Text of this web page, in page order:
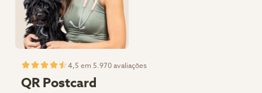
4,5 em 5.970 avaliações
QR Postcard